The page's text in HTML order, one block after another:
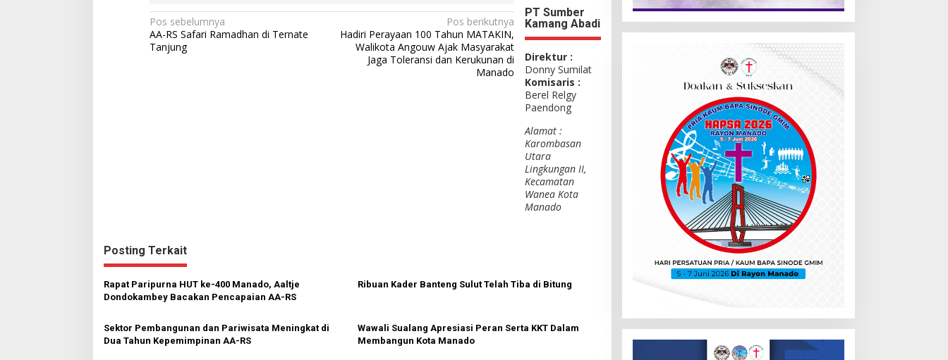
N
a
Pos sebelumnya
AA-RS Safari Ramadhan di Ternate
Tanjung
Pos berikutnya
Hadiri Perayaan 100 Tahun MATAKIN,
Walikota Angouw Ajak Masyarakat
Jaga Toleransi dan Kerukunan di
Manado
PT Sumber
Kamang Abadi
Direktur :
Donny Sumilat
Komisaris :
Berel Relgy
Paendong
Alamat :
Karombasan
Utara
Lingkungan II,
Kecamatan
Wanea Kota
Manado
Posting Terkait
Rapat Paripurna HUT ke-400 Manado, Aaltje
Dondokambey Bacakan Pencapaian AA-RS
Ribuan Kader Banteng Sulut Telah Tiba di Bitung
Sektor Pembangunan dan Pariwisata Meningkat di
Dua Tahun Kepemimpinan AA-RS
Wawali Sualang Apresiasi Peran Serta KKT Dalam
Membangun Kota Manado